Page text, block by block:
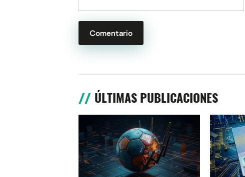
ÚLTIMAS PUBLICACIONES